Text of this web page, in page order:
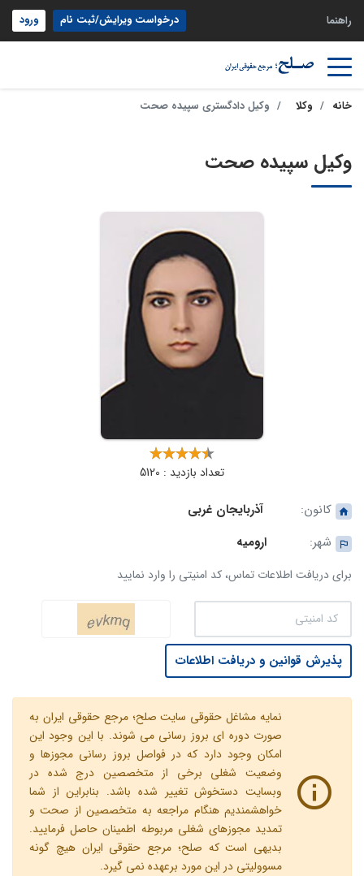
راهنما درخواست ویرایش/ثبت نام ورود
خانه وکلا وکیل دادگستری سپیده صحت
وکیل سپیده صحت
تعداد بازدید : 5120
کانون:
آذربایجان غربی
شهر:
ارومیه
برای دریافت اطلاعات تماس، کد امنیتی را وارد نمایید
پذیرش قوانین و دریافت اطلاعات
نمایه مشاغل حقوقی سایت صلح؛ مرجع حقوقی ایران به
صورت دوره ای بروز رسانی می شوند. با این وجود این
امکان وجود دارد که در فواصل بروز رسانی مجوزها و
وضعیت شغلی برخی از متخصصین درج شده در
وبسایت دستخوش تغییر شده باشد. بنابراین از شما
خواهشمندیم هنگام مراجعه به متخصصین از صحت و
تمدید مجوزهای شغلی مربوطه اطمینان حاصل فرمایید.
بدیهی است که صلح؛ مرجع حقوقی ایران هیچ گونه
مسوولیتی در این مورد برعهده نمی گیرد.